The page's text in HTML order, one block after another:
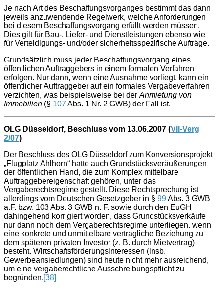
Je nach Art des Beschaffungsvorganges bestimmt das dann
jeweils anzuwendende Regelwerk, welche Anforderungen
bei diesem Beschaffungsvorgang erfüllt werden müssen.
Dies gilt für Bau-, Liefer- und Dienstleistungen ebenso wie
für Verteidigungs- und/oder sicherheitsspezifische Aufträge.
Grundsätzlich muss jeder Beschaffungsvorgang eines
öffentlichen Auftraggebers in einem formalen Verfahren
erfolgen. Nur dann, wenn eine Ausnahme vorliegt, kann ein
öffentlicher Auftraggeber auf ein formales Vergabeverfahren
verzichten, was beispielsweise bei der Anmietung von
Immobilien (§ 107 Abs. 1 Nr. 2 GWB) der Fall ist.
OLG Düsseldorf, Beschluss vom 13.06.2007 (VII-Verg
2/07)
Der Beschluss des OLG Düsseldorf zum Konversionsprojekt
„Flugplatz Ahlhorn“ hatte auch Grundstücksveräußerungen
der öffentlichen Hand, die zum Komplex mittelbare
Auftraggebereigenschaft gehören, unter das
Vergaberechtsregime gestellt. Diese Rechtsprechung ist
allerdings vom Deutschen Gesetzgeber in § 99Abs. 3 GWB
a.F. bzw. 103 Abs. 3 GWB n. F. sowie durch den EuGH
dahingehend korrigiert worden, dass Grundstücksverkäufe
nur dann noch dem Vergaberechtsregime unterliegen, wenn
eine konkrete und unmittelbare vertragliche Beziehung zu
dem späteren privaten Investor (z. B. durch Mietvertrag)
besteht. Wirtschaftsförderungsinteressen (insb.
Gewerbeansiedlungen) sind heute nicht mehr ausreichend,
um eine vergaberechtliche Ausschreibungspflicht zu
begründen.[38]